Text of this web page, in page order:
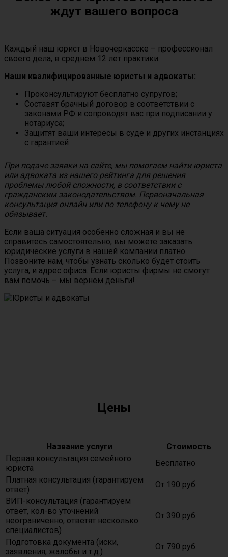
ждут вашего вопроса
Каждый наш юрист в Новочеркасске – профессионал
своего дела, в среднем 12 лет практики.
Наши квалифицированные юристы и адвокаты:
Проконсультируют бесплатно супругов;
Составят брачный договор в соответствии с
законами РФ и сопроводят вас при подписании у
нотариуса;
Защитят ваши интересы в суде и других инстанциях
с гарантией
При подаче заявки на сайте, мы помогаем найти юриста
или адвоката из нашего рейтинга для решения
проблемы любой сложности, в соответствии с
гражданским законодательством. Первоначальная
консультация онлайн или по телефону к чему не
обязывает.
Если ваша ситуация особенно сложная и вы не
справитесь самостоятельно, вы можете заказать
юридические услуги в нашей компании платно.
Позвоните нам, чтобы узнать сколько будет стоить
услуга, и адрес офиса. Если юристы фирмы не смогут
вам помочь – мы вернем деньги!
Цены
Название услуги
Стоимость
Первая консультация семейного
юриста
Бесплатно
Платная консультация (гарантируем
ответ)
От 190 руб.
ВИП-консультация (гарантируем
ответ, кол-во уточнений
неограниченно, ответят несколько
специалистов)
От 390 руб.
Подготовка документа (иски,
заявления, жалобы и т.д.)
От 790 руб.